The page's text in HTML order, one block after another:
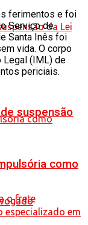
suspensão
ferimentos e foi
Serviço de
Santa Inês foi
vida. O corpo
Legal (IML) de
periciais.
como